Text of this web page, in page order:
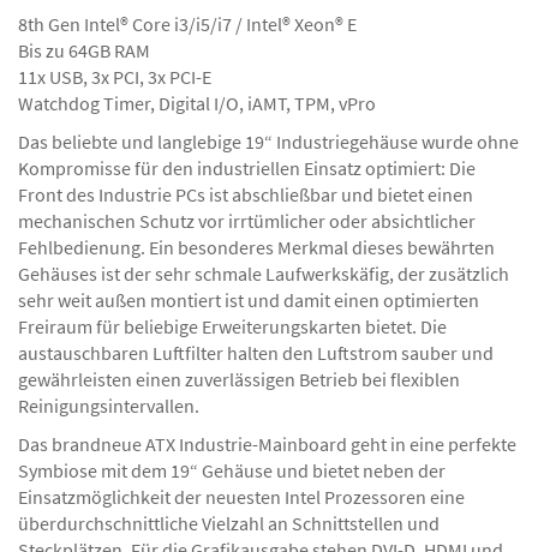
8th Gen Intel® Core i3/i5/i7 / Intel® Xeon® E
Bis zu 64GB RAM
11x USB, 3x PCI, 3x PCI-E
Watchdog Timer, Digital I/O, iAMT, TPM, vPro
Das beliebte und langlebige 19“ Industriegehäuse wurde ohne
Kompromisse für den industriellen Einsatz optimiert: Die
Front des Industrie PCs ist abschließbar und bietet einen
mechanischen Schutz vor irrtümlicher oder absichtlicher
Fehlbedienung. Ein besonderes Merkmal dieses bewährten
Gehäuses ist der sehr schmale Laufwerkskäfig, der zusätzlich
sehr weit außen montiert ist und damit einen optimierten
Freiraum für beliebige Erweiterungskarten bietet. Die
austauschbaren Luftfilter halten den Luftstrom sauber und
gewährleisten einen zuverlässigen Betrieb bei flexiblen
Reinigungsintervallen.
Das brandneue ATX Industrie-Mainboard geht in eine perfekte
Symbiose mit dem 19“ Gehäuse und bietet neben der
Einsatzmöglichkeit der neuesten Intel Prozessoren eine
überdurchschnittliche Vielzahl an Schnittstellen und